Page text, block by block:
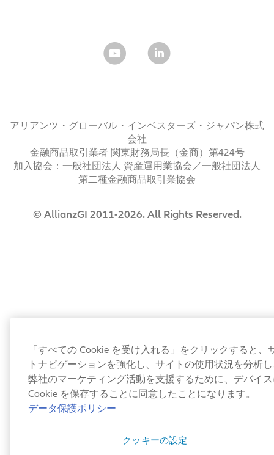
© AllianzGI 2011-2026. All Rights Reserved.
アリアンツ・グローバル・インベスターズ・ジャパン株式
会社
金融商品取引業者 関東財務局長（金商）第424号
加入協会：一般社団法人 資産運用業協会／一般社団法人
第二種金融商品取引業協会
「すべての Cookie を受け入れる」をクリックすると、
トナビゲーションを強化し、サイトの使用状況を分析
弊社のマーケティング活動を支援するために、デバイ
Cookie を保存することに同意したことになります。
データ保護ポリシー
クッキーの設定